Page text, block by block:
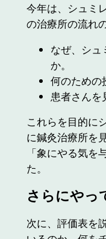
今年は、シュミ
の治療所の流れ
なぜ、シュ
か。
何のための
患者さんを
これらを目的に
に鍼灸治療所を
「象にやる気を
た。
さらにやっ
次に、評価表を